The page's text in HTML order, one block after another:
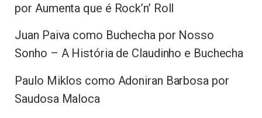
por Aumenta que é Rock’n’ Roll
Juan Paiva como Buchecha por Nosso
Sonho – A História de Claudinho e Buchecha
Paulo Miklos como Adoniran Barbosa por
Saudosa Maloca